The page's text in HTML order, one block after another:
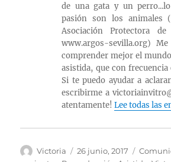
de una gata y un
pasión son los animales
Asociación Protectora de
www.argos-sevilla.org)
comprender mejor el
asistida, que con
Si te puedo ayudar a
escribirme a
atentamente!Lee todas las
Autor
Victoria
Publicado
26 junio, 2017